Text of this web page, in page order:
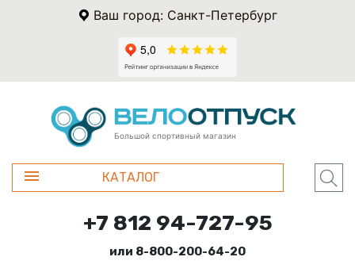
Ваш город: Санкт-Петербург
Большой спортивный магазин
КАТАЛОГ
+7 812 94-727-95
или 8-800-200-64-20